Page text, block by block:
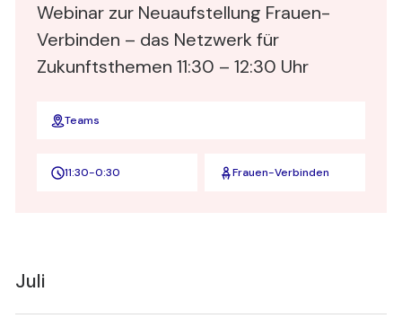
Webinar zur Neuaufstellung Frauen-
Verbinden – das Netzwerk für
Zukunftsthemen 11:30 – 12:30 Uhr
Teams
11:30-0:30 Frauen-Verbinden
Juli